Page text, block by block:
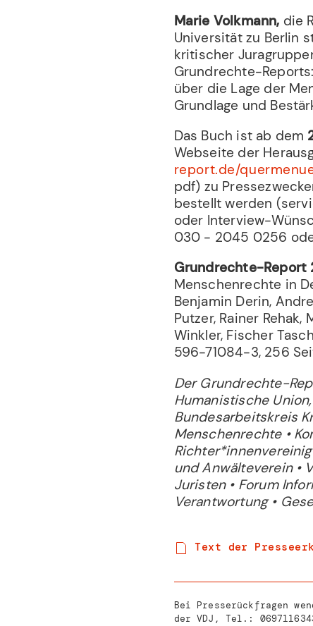
Marie Volkmann, die
Universität zu Berlin
kritischer
Grundrechte-
über die Lage der
Grundlage und
Das Buch ist ab dem
Webseite der
report.de/
pdf) zu
bestellt werden
oder Interview-
030 - 2045 0256
Grundrechte-Report
Menschenrechte in
Benjamin Derin,
Putzer, Rainer
Winkler, Fischer
596-71084-3, 256
Der Grundrechte-
Humanistische
Bundesarbeitskreis
Menschenrechte •
und Anwälteverein •
Juristen • Forum
Verantwortung •
Text der
Bei Presserückfragen
der VDJ, Tel.: